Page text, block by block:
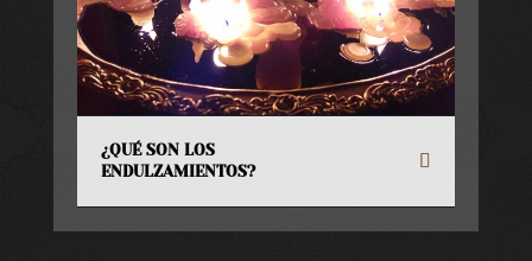
¿QUÉ SON LOS
ENDULZAMIENTOS?